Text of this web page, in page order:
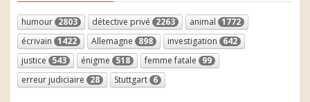
humour 2803 détective privé 2263 animal 1772
écrivain 1422 Allemagne 898 investigation 642
justice 543 énigme 518 femme fatale 99
erreur judiciaire 28 Stuttgart 6